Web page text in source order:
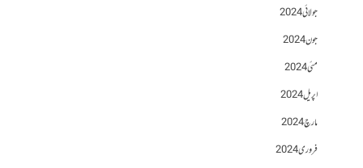
جولائی 2024
جون 2024
مئی 2024
اپریل 2024
مارچ 2024
فروری 2024